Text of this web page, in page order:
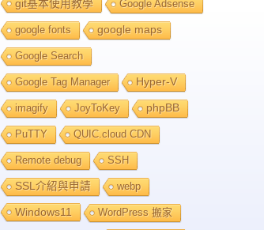
git基本使用教學 Google Adsense
google fonts google maps
Google Search
Google Tag Manager Hyper-V
imagify JoyToKey phpBB
PuTTY QUIC.cloud CDN
Remote debug SSH
SSL介紹與申請 webp
Windows11 WordPress 搬家